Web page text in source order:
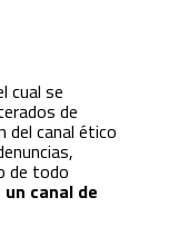
cual se
de
del canal ético
de todo
canal de